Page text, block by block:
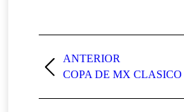
entre
publicaciones
ANTERIOR
Publicación
COPA DE MX CLASICO